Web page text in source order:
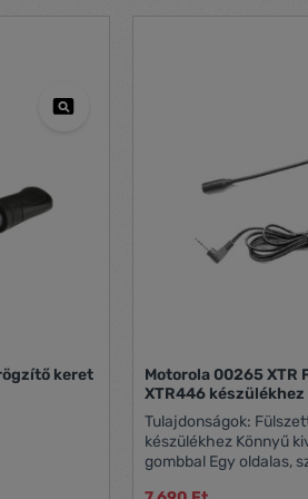
az
tudsz
val LED
kijelző
nélküli
fülszett
akku
keret
Motorola 00265 XTR
XTR446 készülékhez
Tulajdonságok: Fülszett VOX Adóvevő
készülékhez Könnyű
gombbal Egy oldalas,